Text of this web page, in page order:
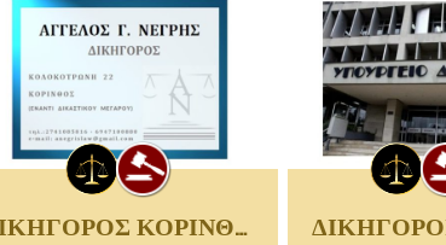
ΔΙΚΗΓΟΡΟΣ ΚΟΡΙΝΘΟΥ | ΝΕΓΡΗΣΔΙΚΗΓΟΡΟΣ ΚΟΡΙΝΘΟΥ | ΝΕΓΡΗΣ ΑΓΓΕΛΟΣ
ΔΙΚΗΓΟΡΟΙ